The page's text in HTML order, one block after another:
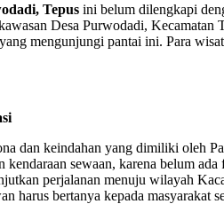
Tepus ini belum dilengkapi
Desa Purwodadi,
mengunjungi pantai ini. Para
dan keindahan yang dimiliki oleh
kendaraan sewaan, karena belum
perjalanan menuju wilayah
harus bertanya kepada masyarakat